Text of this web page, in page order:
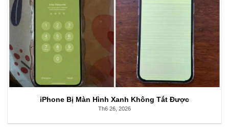
iPhone Bị Màn Hình Xanh Không Tắt Được
Th6 26, 2026